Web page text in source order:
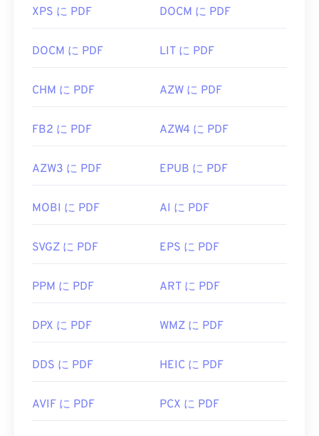
XPS に PDF DOCM に PDF
DOCM に PDF LIT に PDF
CHM に PDF AZW に PDF
FB2 に PDF AZW4 に PDF
AZW3 に PDF EPUB に PDF
MOBI に PDF AI に PDF
SVGZ に PDF EPS に PDF
PPM に PDF ART に PDF
DPX に PDF WMZ に PDF
DDS に PDF HEIC に PDF
AVIF に PDF PCX に PDF